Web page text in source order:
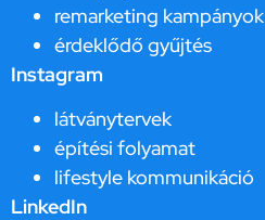
remarketing kampányok
érdeklődő gyűjtés
Instagram
látványtervek
építési folyamat
lifestyle kommunikáció
LinkedIn